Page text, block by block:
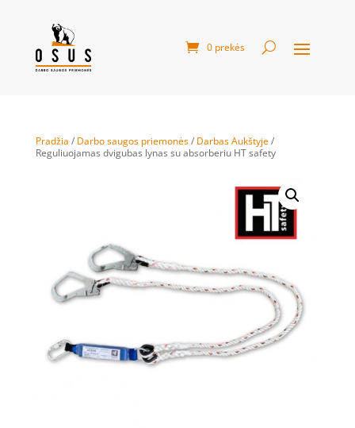
0 prekės
Pradžia / Darbo saugos priemonės/ Darbas Aukštyje/
Reguliuojamas dvigubas lynas su absorberiu HT safety